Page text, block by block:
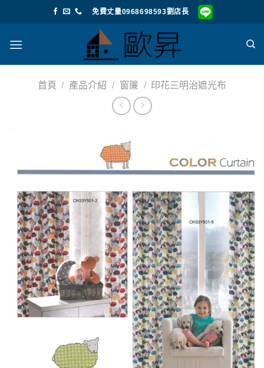
to
免費丈量0968698593劉店長
首頁 / 產品介紹 / 窗簾 / 印花三明治遮光布